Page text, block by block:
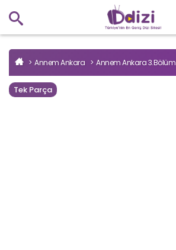
Annem Ankara Annem Ankara 3.Bölüm
Tek Parça